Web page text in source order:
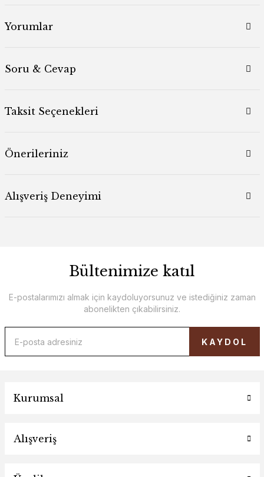
Yorumlar
Soru & Cevap
Taksit Seçenekleri
Önerileriniz
Alışveriş Deneyimi
Bültenimize katıl
E-postalarımızı almak için kaydoluyorsunuz ve istediğiniz zaman
abonelikten çıkabilirsiniz.
KAYDOL
Kurumsal
Alışveriş